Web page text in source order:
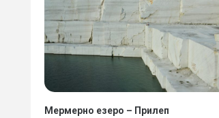
Мермерно езеро – Прилеп